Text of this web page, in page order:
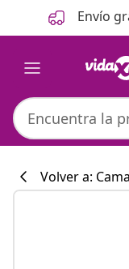
Anterior
Siguiente Envío
Volver a: